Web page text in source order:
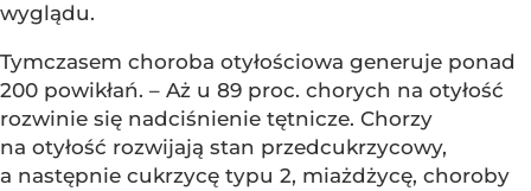
wyglądu.
Tymczasem choroba otyłościowa generuje ponad
200 powikłań. – Aż u 89 proc. chorych na otyłość
rozwinie się nadciśnienie tętnicze. Chorzy
na otyłość rozwijają stan przedcukrzycowy,
a następnie cukrzycę typu 2, miażdżycę, choroby